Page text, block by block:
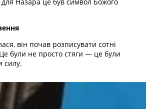
він почав розписувати сотні
були не просто стяги — це були
силу.